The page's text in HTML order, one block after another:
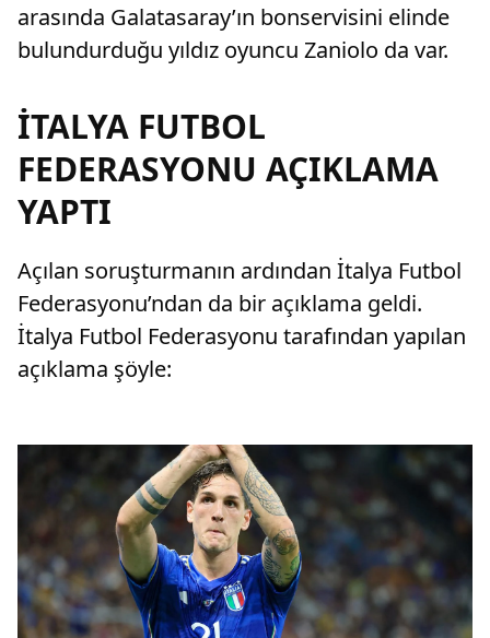
arasında Galatasaray’ın bonservisini elinde
bulundurduğu yıldız oyuncu Zaniolo da var.
İTALYA FUTBOL
FEDERASYONU AÇIKLAMA
YAPTI
Açılan soruşturmanın ardından İtalya Futbol
Federasyonu’ndan da bir açıklama geldi.
İtalya Futbol Federasyonu tarafından yapılan
açıklama şöyle: